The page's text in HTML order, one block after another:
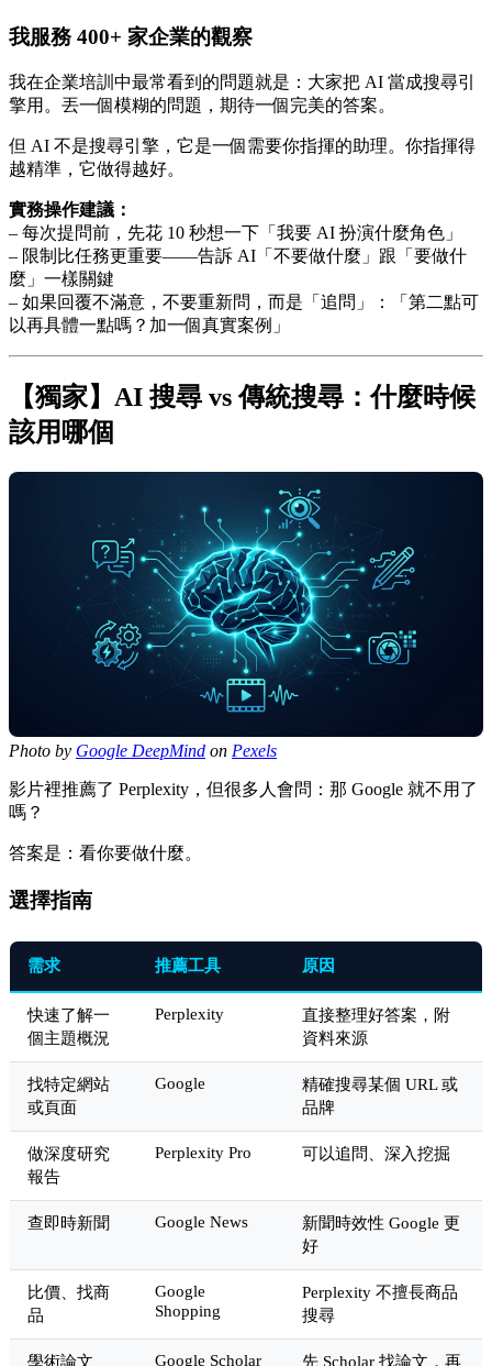
我服務 400+ 家企業的觀察
我在企業培訓中最常看到的問題就是：大家把 AI 當成搜尋引
擎用。丟一個模糊的問題，期待一個完美的答案。
但 AI 不是搜尋引擎，它是一個需要你指揮的助理。你指揮得
越精準，它做得越好。
實務操作建議：
– 每次提問前，先花 10 秒想一下「我要 AI 扮演什麼角色」
– 限制比任務更重要——告訴 AI「不要做什麼」跟「要做什
麼」一樣關鍵
– 如果回覆不滿意，不要重新問，而是「追問」：「第二點可
以再具體一點嗎？加一個真實案例」
【獨家】AI 搜尋 vs 傳統搜尋：什麼時候
該用哪個
Photo by Google DeepMind on Pexels
影片裡推薦了 Perplexity，但很多人會問：那 Google 就不用了
嗎？
答案是：看你要做什麼。
選擇指南
需求 推薦工具 原因
快速了解一
個主題概況
Perplexity
直接整理好答案，附
資料來源
找特定網站
或頁面
Google
精確搜尋某個 URL 或
品牌
做深度研究
報告
Perplexity Pro 可以追問、深入挖掘
查即時新聞 Google News
新聞時效性 Google 更
好
比價、找商
品
Google
Shopping
Perplexity 不擅長商品
搜尋
學術論文 Google Scholar 先 Scholar 找論文，再